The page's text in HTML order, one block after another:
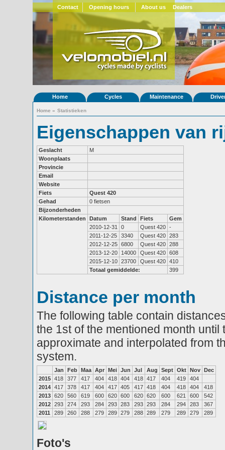
Contact Opening hours About us Dealers
Home Cycles Maintenance
Home » Statistieken
Eigenschappen van
Geslacht
M
Woonplaats
Provincie
Email
Website
Fiets
Quest 420
Gehad
0 fietsen
Bijzonderheden
Kilometerstanden
Datum Stand Fiets
Gem
2010-12-31
0 Quest 420 -
2011-12-25
3340 Quest 420 283
2012-12-25 6800 Quest 420 288
2013-12-20
14000 Quest 420 608
2015-12-10 23700 Quest 420 410
Totaal gemiddelde:
399
Distance per month
The following table contain
the 1st of the mentioned month
approximate and interpolated from
system.
Jan Feb Maa Apr Mei Jun Jul Aug Sept Okt Nov Dec
2015 418 377 417 404 418 404 418 417 404 419
404
2014 417 378 417 404 417 405 417 418 404 418 404
418
2013 620 560 619 600 620 600 620 620 600 621 600
542
2012 293 274 293 284 293 283 293 293 284 294 283
367
2011
289 260 288 279 289 279 288 289 279 289 279 289
Foto's